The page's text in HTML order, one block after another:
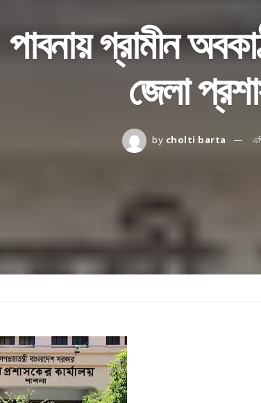
পাবনায় গ্রামীন
জেলা
by cholti barta